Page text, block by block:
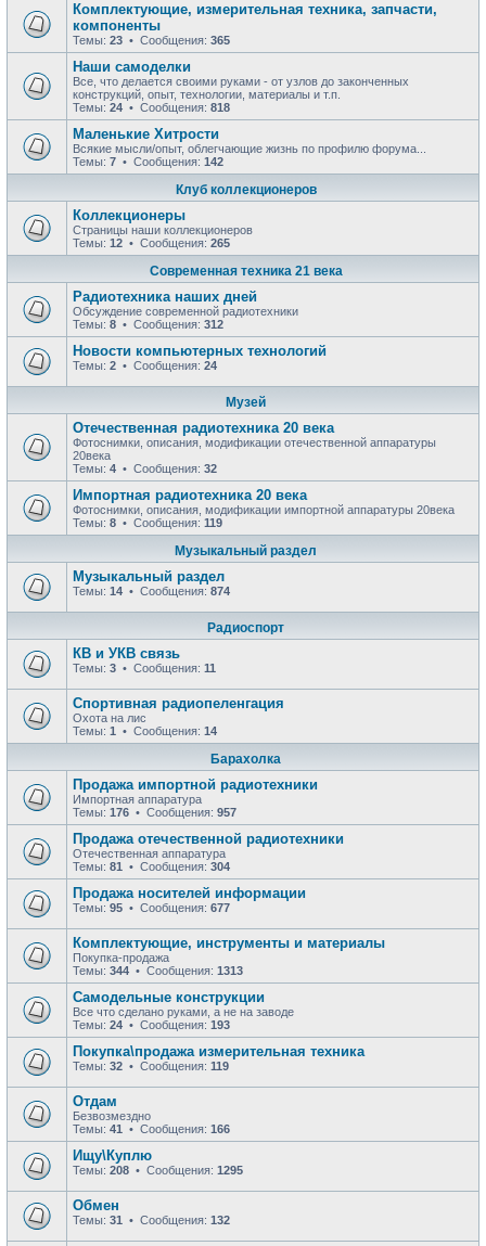
Комплектующие, измерительная техника, запчасти,
компоненты
Темы: 23 • Сообщения: 365
Наши самоделки
Все, что делается своими руками - от узлов до законченных
конструкций, опыт, технологии, материалы и т.п.
Темы: 24 • Сообщения: 818
Маленькие Хитрости
Всякие мысли/опыт, облегчающие жизнь по профилю форума...
Темы: 7 • Сообщения: 142
Клуб коллекционеров
Коллекционеры
Страницы наши коллекционеров
Темы: 12 • Сообщения: 265
Современная техника 21 века
Радиотехника наших дней
Обсуждение современной радиотехники
Темы: 8 • Сообщения: 312
Новости компьютерных технологий
Темы: 2 • Сообщения: 24
Музей
Отечественная радиотехника 20 века
Фотоснимки, описания, модификации отечественной аппаратуры
20века
Темы: 4 • Сообщения: 32
Импортная радиотехника 20 века
Фотоснимки, описания, модификации импортной аппаратуры 20века
Темы: 8 • Сообщения: 119
Музыкальный раздел
Музыкальный раздел
Темы: 14 • Сообщения: 874
Радиоспорт
КВ и УКВ связь
Темы: 3 • Сообщения: 11
Спортивная радиопеленгация
Охота на лис
Темы: 1 • Сообщения: 14
Барахолка
Продажа импортной радиотехники
Импортная аппаратура
Темы: 176 • Сообщения: 957
Продажа отечественной радиотехники
Отечественная аппаратура
Темы: 81 • Сообщения: 304
Продажa носителей информации
Темы: 95 • Сообщения: 677
Комплектующие, инструменты и материалы
Покупка-продажа
Темы: 344 • Сообщения: 1313
Самодельные конструкции
Все что сделано руками, а не на заводе
Темы: 24 • Сообщения: 193
Покупка\продажа измерительная техника
Темы: 32 • Сообщения: 119
Отдам
Безвозмездно
Темы: 41 • Сообщения: 166
Ищу\Куплю
Темы: 208 • Сообщения: 1295
Обмен
Темы: 31 • Сообщения: 132